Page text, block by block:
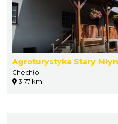
Agroturystyka Stary Młyn
Chechło
3.77 km